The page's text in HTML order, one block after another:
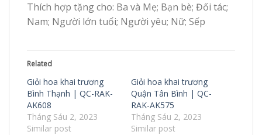
Thích hợp tặng cho: Ba và Mẹ; Bạn bè; Đối tác;
Nam; Người lớn tuổi; Người yêu; Nữ; Sếp
Related
Giỏi hoa khai trương
Bình Thạnh | QC-RAK-
AK608
Tháng Sáu 2, 2023
Similar post
Giỏi hoa khai trương
Quận Tân Bình | QC-
RAK-AK575
Tháng Sáu 2, 2023
Similar post